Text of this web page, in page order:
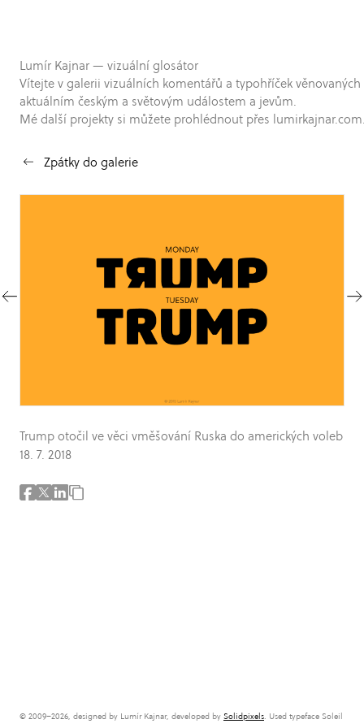
Lumír Kajnar — vizuální glosátor
Vítejte v galerii vizuálních komentářů a typohříček věnovaných
aktuálním českým a světovým událostem a jevům.
Mé další projekty si můžete prohlédnout přes
Zpátky do galerie
Trump otočil ve věci vměšování Ruska do amerických voleb
18. 7. 2018
© 2009–2026, designed by Lumír Kajnar, developed by Solidpixels. Used typeface Soleil